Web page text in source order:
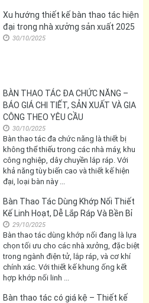
Xu hướng thiết kế bàn thao tác hiện
đại trong nhà xưởng sản xuất 2025
30/10/2025
BÀN THAO TÁC ĐA CHỨC NĂNG –
BÁO GIÁ CHI TIẾT, SẢN XUẤT VÀ GIA
CÔNG THEO YÊU CẦU
30/10/2025
Bàn thao tác đa chức năng là thiết bị
không thể thiếu trong các nhà máy, khu
công nghiệp, dây chuyền lắp ráp. Với
khả năng tùy biến cao và thiết kế hiện
đại, loại bàn này ...
Bàn Thao Tác Dùng Khớp Nối Thiết
Kế Linh Hoạt, Dễ Lắp Ráp Và Bền Bỉ
29/10/2025
Bàn thao tác dùng khớp nối đang là lựa
chọn tối ưu cho các nhà xưởng, đặc biệt
trong ngành điện tử, lắp ráp, và cơ khí
chính xác. Với thiết kế khung ống kết
hợp khớp nối linh ...
Bàn thao tác có giá kệ – Thiết kế